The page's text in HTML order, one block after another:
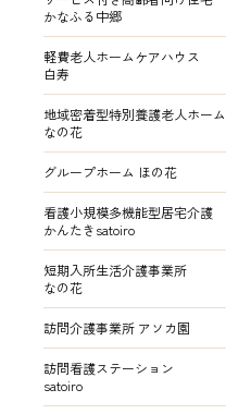
かなふる中郷
軽費老人ホームケアハウス
白寿
地域密着型特別養護老人ホーム
なの花
グループホーム ほの花
看護小規模多機能型居宅介護
かんたきsatoiro
短期入所生活介護事業所
なの花
訪問介護事業所 アソカ園
訪問看護ステーション
satoiro